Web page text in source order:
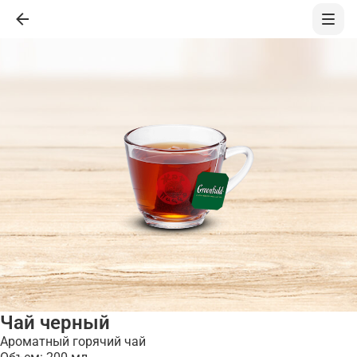
Чай черный
Ароматный горячий чай